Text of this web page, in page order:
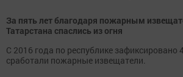
За пять лет благодаря пожарным
Татарстана спаслись из огня
С 2016 года по республике зафиксировано
сработали пожарные извещатели.